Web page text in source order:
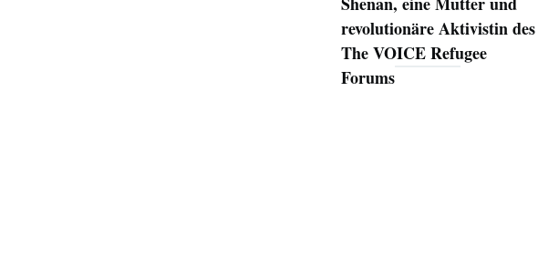
revolutionäre Aktivistin des
The VOICE Refugee
Forums